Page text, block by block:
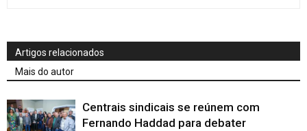
Artigos relacionados
Mais do autor
Centrais sindicais se reúnem com
Fernando Haddad para debater